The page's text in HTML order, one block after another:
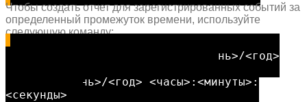
Чтобы создать отчет для зарегистрированных событий за
определенный промежуток времени, используйте
следующую команду:
aureport --start <месяц>/<день>/<год>
<месяц>/<день>/<год> <часы>:<минуты>:
<секунды>